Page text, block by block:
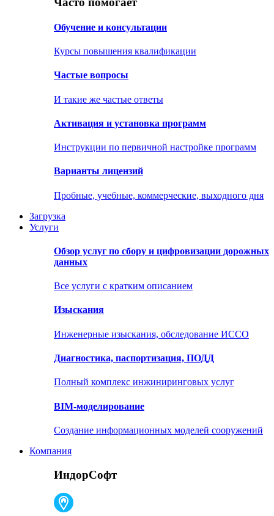
Обучение и консультации
Курсы повышения квалификации
Частые вопросы
И такие же частые ответы
Активация и установка программ
Инструкции по первичной настройке программ
Варианты лицензий
Пробные, учебные, коммерческие, выходного дня
Загрузка
Услуги
Обзор услуг по сбору и цифровизации дорожных
данных
Все услуги с кратким описанием
Изыскания
Инженерные изыскания, обследование ИССО
Диагностика, паспортизация, ПОДД
Полный комплекс инжиниринговых услуг
BIM-моделирование
Создание информационных моделей сооружений
Компания
ИндорСофт